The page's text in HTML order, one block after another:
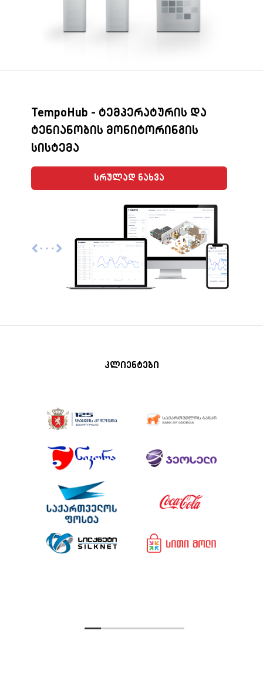
TempoHub - ტემპერატურის და
ტენიანობის მონიტორინგის
სისტემა
სრულად ნახვა
კლიენტები